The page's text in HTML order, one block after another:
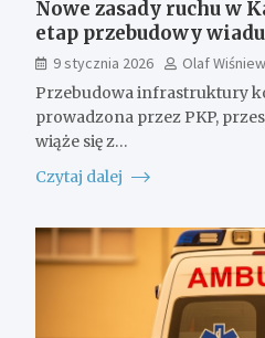
Nowe zasady ruchu w
etap przebudowy
9 stycznia 2026
Olaf
Przebudowa infrastruktury
prowadzona przez PKP,
wiąże się z…
Czytaj dalej